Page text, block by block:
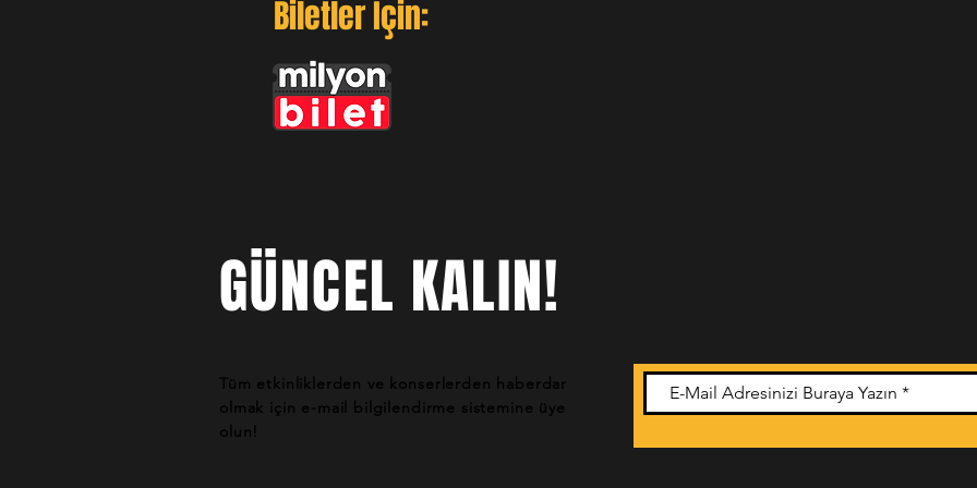
Biletler İçin:
GÜNCEL KALIN!
Tüm etkinliklerden ve konserlerden haberdar
olmak için e-mail bilgilendirme sistemine üye
olun!